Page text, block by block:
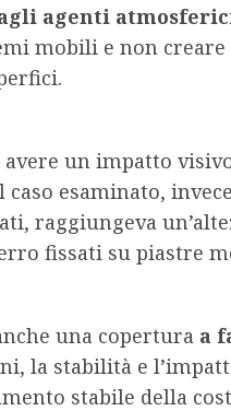
agenti
mobili e non
un impatto
caso esaminato,
raggiungeva
fissati su piastre
una copertura a
la stabilità e
stabile della